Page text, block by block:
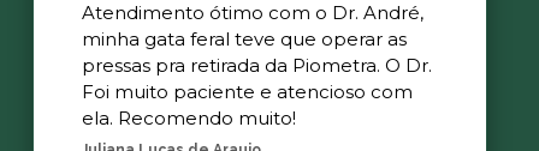
Atendimento ótimo com o Dr. André,
minha gata feral teve que operar as
pressas pra retirada da Piometra. O Dr.
Foi muito paciente e atencioso com
ela. Recomendo muito!